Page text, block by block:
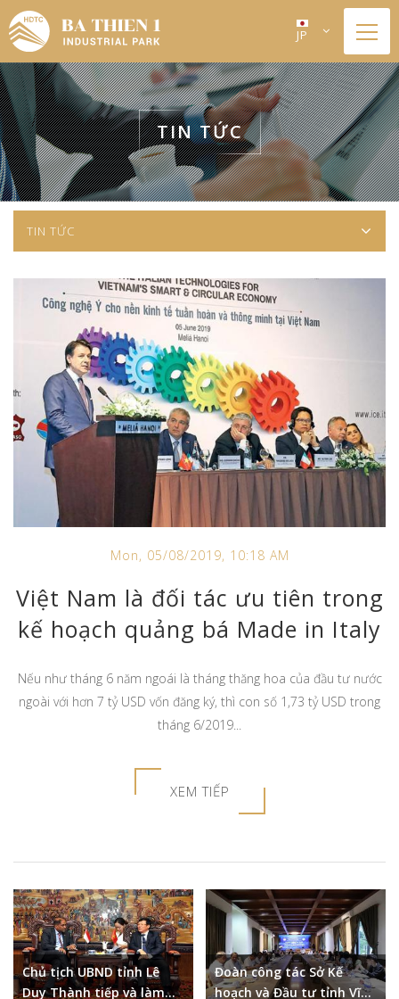
JP
TIN TỨC
TIN TỨC
Mon, 05/08/2019, 10:18 AM
Việt Nam là đối tác ưu tiên trong
kế hoạch quảng bá Made in Italy
Nếu như tháng 6 năm ngoái là tháng thăng hoa của đầu tư nước
ngoài với hơn 7 tỷ USD vốn đăng ký, thì con số 1,73 tỷ USD trong
tháng 6/2019...
XEM TIẾP
Chủ tịch UBND tỉnh Lê
Duy Thành tiếp và làm
Đoàn công tác Sở Kế
hoạch và Đầu tư tỉnh Vĩnh